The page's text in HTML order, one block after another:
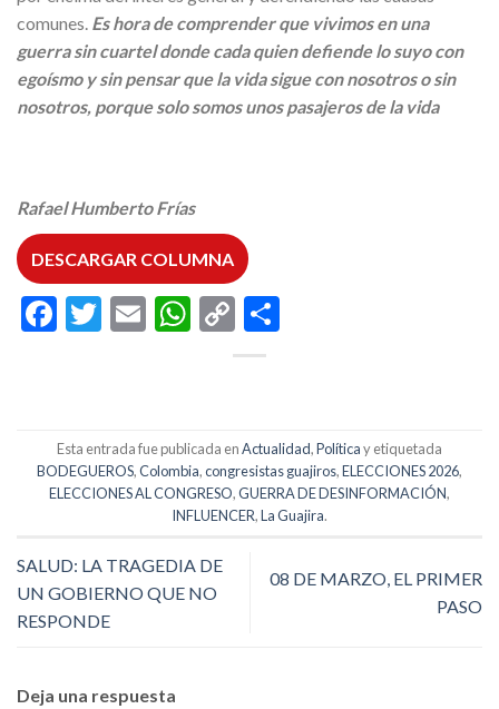
comunes. Es hora de comprender que vivimos en una
guerra sin cuartel donde cada quien defiende lo suyo con
egoísmo y sin pensar que la vida sigue con nosotros o sin
nosotros, porque solo somos unos pasajeros de la vida
Rafael Humberto Frías
DESCARGAR COLUMNA
Facebook
Twitter
EmailWhatsApp
Copy
Link
Esta entrada fue publicada enActualidad,Políticay etiquetada
BODEGUEROS,Colombia,congresistas guajiros,ELECCIONES 2026,
ELECCIONES AL CONGRESO,GUERRA DE DESINFORMACIÓN,
INFLUENCER,La Guajira.
SALUD: LA TRAGEDIA DE
UN GOBIERNO QUE NO
RESPONDE
08 DE MARZO, EL PRIMER
PASO
Deja una respuesta